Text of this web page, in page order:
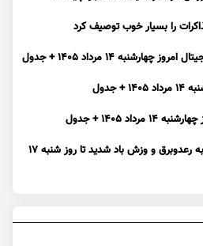
را بسیار خوب توصیف کرد
۱۴ مرداد ۱۴۰۵ + جدول
جدول
۱۴۰۵ + جدول
پیش بینی هواشناسی نسبت به رعدوبرق و وزش باد شدید تا روز شنبه ۱۷